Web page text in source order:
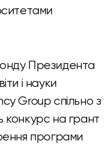
Президента
і науки
Group спільно з
конкурс на грант
програми